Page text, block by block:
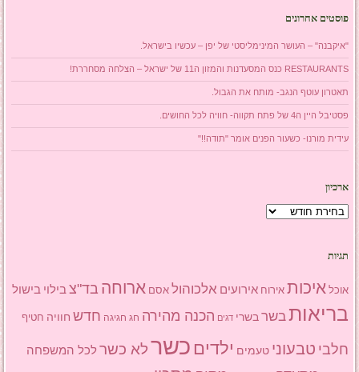
פוסטים אחרונים
"איקבנה" – העושר המינימליסטי של יפן – עכשיו בישראל.
RESTAURANTS כנס המסעדנות והמזון ה11 של ישראל – הצלחה מסחררת!
תאטרון עוטף הנגב- מותח את הגבול.
פסטיבל היין ה4 של פתח תקווה- חוויה לכל החושים.
עידית מורנו- כשעור הפנים אומר "תודה!!"
ארכיון
ארכיון
תגיות
אוכל איכות אירוח אירועים אלכוהול אסם ארוחה בד"צ בילוי בישול
בריאותבשר בשרי דגים הכנה מהירה חג חגיגה חדש חוויה חטיף
חלבי טבעוני טעמים ילדים כשרלא כשר לכל המשפחה